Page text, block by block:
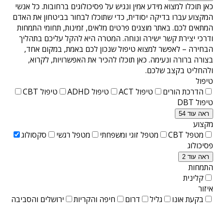
כאן תוכלו למצוא מידע אמין ונגיש על פסיכולוגים ברחובות. כל אנשי
המקצוע עברו בדיקה יסודית, כדי שתוכלו לבחור בביטחון את האדם
המתאים לכם. באתר מוצגים פרטים מלאים, זמינות, תחומי התמחות
ודרכי יצירת קשר ישירה ונוחה. המטרה היא להקל עליכם בתהליך
הבחירה – לאפשר למצוא טיפול שנכון לכם באמת, במקום אחד,
בצורה ברורה ונעימה. כאן תוכלו להכיר את האפשרויות, לקרוא,
ולהחליט בקצב שלכם.
טיפול
הדרכת הורים
טיפול ACT טיפול ADHD
טיפול CBT
טיפול DBT
ראה עוד 54
מקצוע
מטפל CBT
מטפל זוגי ומשפחתי מטפל רגשי
סקסולוג
פסיכולוג
ראה עוד 2
התמחות
קלינית
איזור
בקעת אונו
גליל דרום חיפה והקריות ירושלים והסביבה